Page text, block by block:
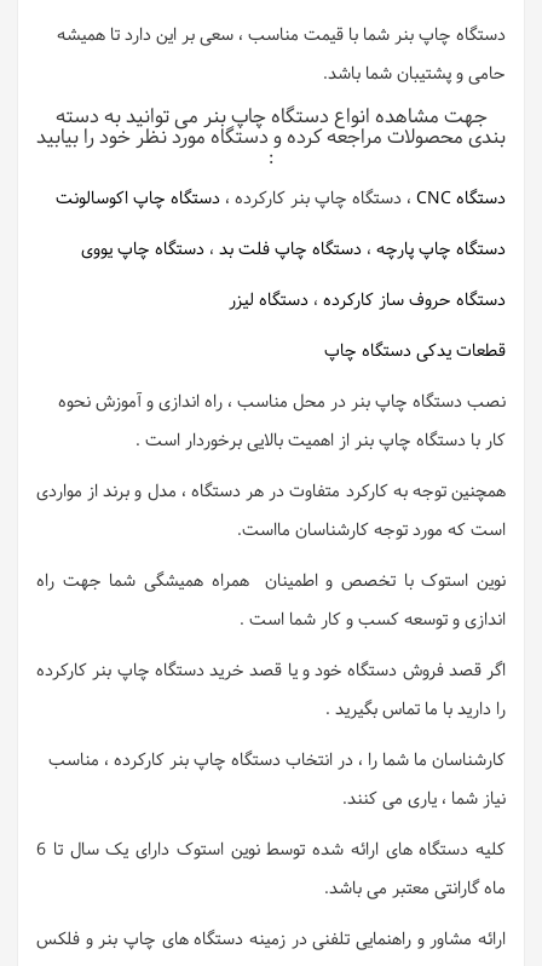
دستگاه چاپ بنر شما با قیمت مناسب ، سعی بر این دارد تا همیشه
حامی و پشتیبان شما باشد.
جهت مشاهده انواع دستگاه چاپ بنر می توانید به دسته
بندی محصولات مراجعه کرده و دستگاه مورد نظر خود را بیابید
:
دستگاه CNC ، دستگاه چاپ بنر کارکرده ، دستگاه چاپ اکوسالونت
دستگاه چاپ پارچه ، دستگاه چاپ فلت بد ، دستگاه چاپ یووی
دستگاه حروف ساز کارکرده ، دستگاه لیزر
قطعات یدکی دستگاه چاپ
نصب دستگاه چاپ بنر در محل مناسب ، راه اندازی و آموزش نحوه
کار با دستگاه چاپ بنر از اهمیت بالایی برخوردار است .
همچنین توجه به کارکرد متفاوت در هر دستگاه ، مدل و برند از مواردی
است که مورد توجه کارشناسان مااست.
نوین استوک با تخصص و اطمینان همراه همیشگی شما جهت راه
اندازی و توسعه کسب و کار شما است .
اگر قصد فروش دستگاه خود و یا قصد خرید دستگاه چاپ بنر کارکرده
را دارید با ما تماس بگیرید .
کارشناسان ما شما را ، در انتخاب دستگاه چاپ بنر کارکرده ، مناسب
نیاز شما ، یاری می کنند.
کلیه دستگاه های ارائه شده توسط نوین استوک دارای یک سال تا 6
ماه گارانتی معتبر می باشد.
ارائه مشاور و راهنمایی تلفنی در زمینه دستگاه های چاپ بنر و فلکس